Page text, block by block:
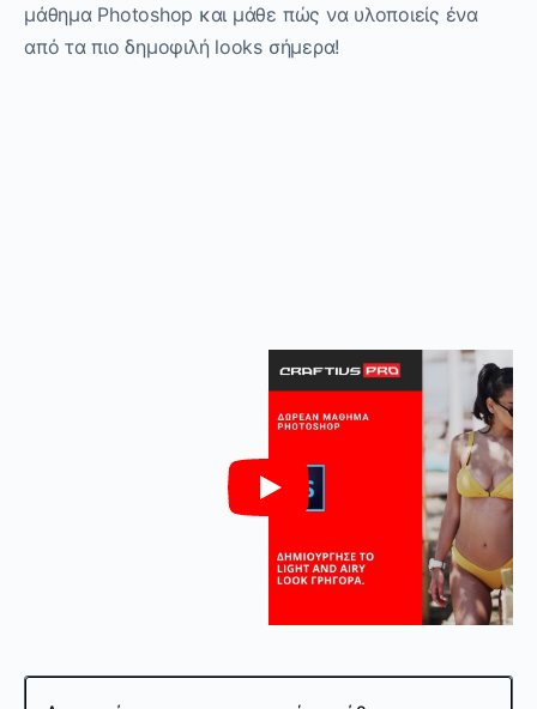
μάθημα Photoshop και μάθε πώς να υλοποιείς ένα
από τα πιο δημοφιλή looks σήμερα!